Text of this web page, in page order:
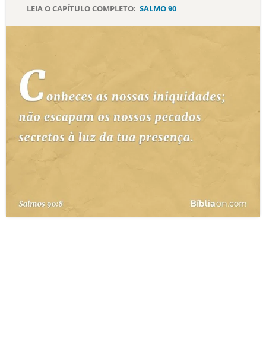
DEVOCIONAL DIÁRIO
ESTUDOS BÍBLICOS
ESBOÇOS DE PREGAÇÃO
PERGUNTE À BÍBLIA
TERMO BÍBLICO
LEIA O CAPÍTULO COMPLETO: SALMO 90